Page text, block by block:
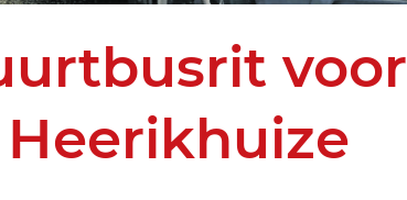
voor